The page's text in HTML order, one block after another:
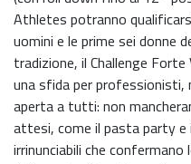
Athletes potranno
uomini e le prime sei donne
tradizione, il Challenge
una sfida per
aperta a tutti: non
attesi, come il pasta party e
irrinunciabili che